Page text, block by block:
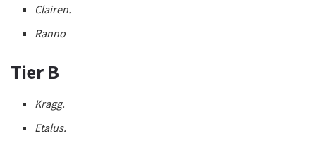
Clairen.
Ranno
Tier B
Kragg.
Etalus.